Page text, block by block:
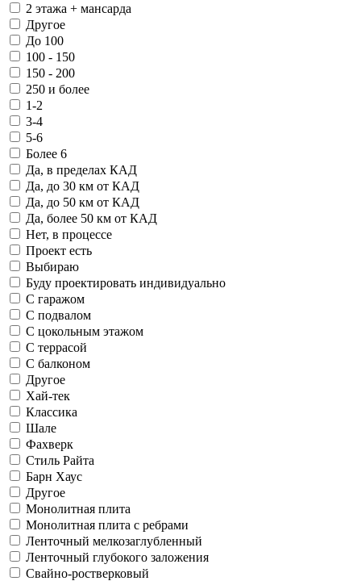
2 этажа + мансарда
Другое
До 100
100 - 150
150 - 200
250 и более
1-2
3-4
5-6
Более 6
Да, в пределах КАД
Да, до 30 км от КАД
Да, до 50 км от КАД
Да, более 50 км от КАД
Нет, в процессе
Проект есть
Выбираю
Буду проектировать индивидуально
С гаражом
С подвалом
С цокольным этажом
С террасой
С балконом
Другое
Хай-тек
Классика
Шале
Фахверк
Стиль Райта
Барн Хаус
Другое
Монолитная плита
Монолитная плита с ребрами
Ленточный мелкозаглубленный
Ленточный глубокого заложения
Свайно-ростверковый